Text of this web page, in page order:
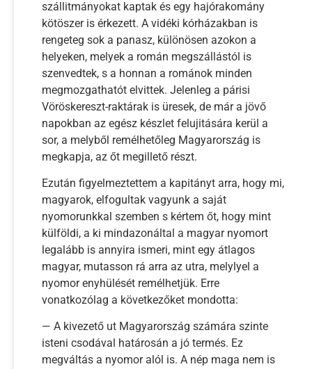
szállitmányokat kaptak és egy hajórakomány
kötöszer is érkezett. A vidéki kórházakban is
rengeteg sok a panasz, különösen azokon a
helyeken, melyek a román megszállástól is
szenvedtek, s a honnan a románok minden
megmozgathatót elvittek. Jelenleg a párisi
Vöröskereszt-raktárak is üresek, de már a jövő
napokban az egész készlet felujitására kerül a
sor, a melyből remélhetőleg Magyarország is
megkapja, az őt megillető részt.
Ezután figyelmeztettem a kapitányt arra, hogy mi,
magyarok, elfogultak vagyunk a saját
nyomorunkkal szemben s kértem őt, hogy mint
külföldi, a ki mindazonáltal a magyar nyomort
legalább is annyira ismeri, mint egy átlagos
magyar, mutasson rá arra az utra, melylyel a
nyomor enyhülését remélhetjük. Erre
vonatkozólag a következőket mondotta:
— A kivezető ut Magyarország számára szinte
isteni csodával határosán a jó termés. Ez
megváltás a nyomor alól is. A nép maga nem is